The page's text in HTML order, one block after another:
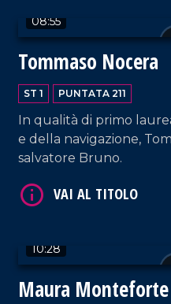
08:55
Tommaso Nocera
ST 1 PUNTATA 211
In qualità di primo
e della navigazione,
salvatore Bruno.
10:28
Maura Monteforte
VAI AL TITOLO
VAI AL TITOLO